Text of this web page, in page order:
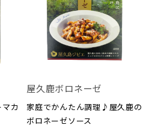
カ
屋久鹿ボロネーゼ
家庭でかんたん調理♪屋久鹿の
ボロネーゼソース